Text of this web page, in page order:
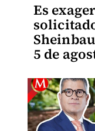
Es
5 de